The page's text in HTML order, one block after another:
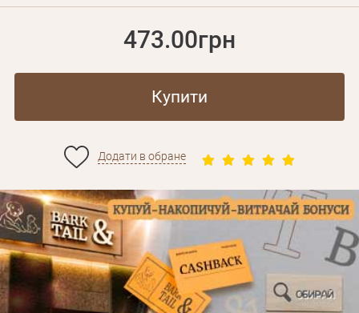
473.00грн
Купити
Додати в обране